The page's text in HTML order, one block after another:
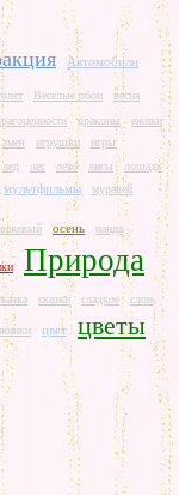
Автомобили
Веселые обои
весна
драконы
ежики
змея игрушки
игры
лед лес лето лисы
лошадь
мультфильмы муравей
осень панда
Природа
сказки сладкое слон
цвет цветы